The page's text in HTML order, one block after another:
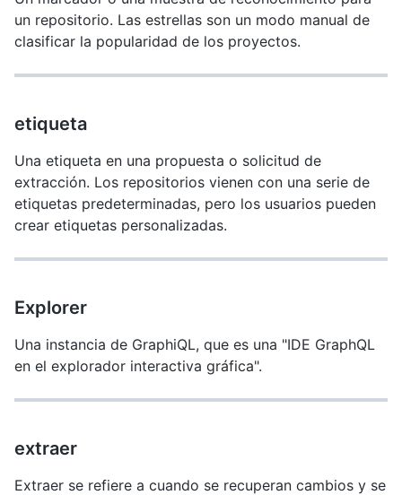
un repositorio. Las estrellas son un modo manual de
clasificar la popularidad de los proyectos.
etiqueta
Una etiqueta en una propuesta o solicitud de
extracción. Los repositorios vienen con una serie de
etiquetas predeterminadas, pero los usuarios pueden
crear etiquetas personalizadas.
Explorer
Una instancia de GraphiQL, que es una "IDE GraphQL
en el explorador interactiva gráfica".
extraer
Extraer se refiere a cuando se recuperan cambios y se